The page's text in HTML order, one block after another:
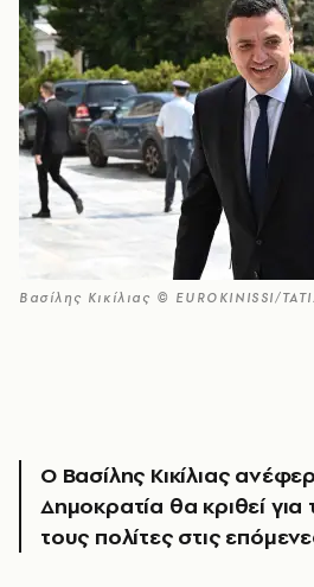
Βασίλης Κικίλιας © EUROKINISSI/
Ο Βασίλης Κικίλιας
Δημοκρατία θα κριθεί
τους πολίτες στις